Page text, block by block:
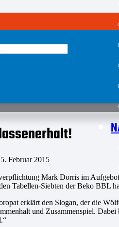
5. Februar 2015
Mark Dorris im
Tabellen-Siebten der Beko BBL
erklärt den Slogan, der die
und Zusammenspiel.